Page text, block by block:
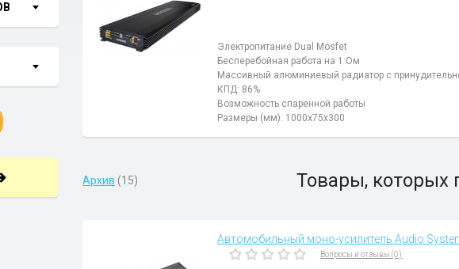
Электропитание Dual Mosfet
Бесперебойная работа на 1 Ом
Массивный алюминиевый радиатор с
КПД: 86%
Возможность спаренной работы
Размеры (мм): 1000x75x300
Архив (15) Товары, которых
Автомобильный моно-усилитель Audio
Вопросы и отзывы (0)